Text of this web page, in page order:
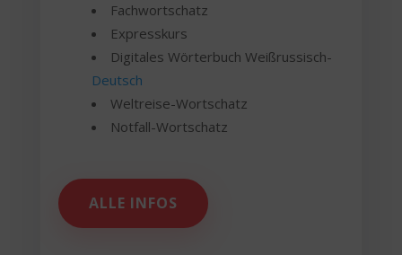
Fachwortschatz
Expresskurs
Digitales Wörterbuch Weißrussisch-
Deutsch
Weltreise-Wortschatz
Notfall-Wortschatz
ALLE INFOS